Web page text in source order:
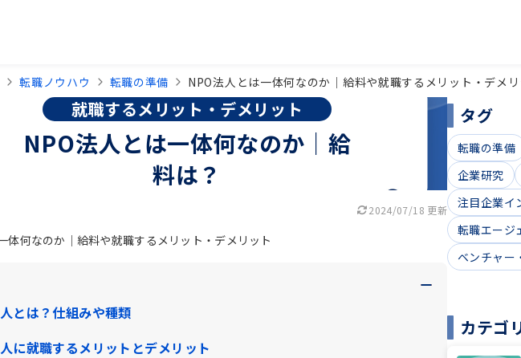
転職ノウハウ 転職の準備 NPO法人とは一体何なのか｜給料や就職するメリット・デメリ
就職するメリット・デメリット
NPO法人とは一体何なのか｜給
料は？
2024/07/18 更新
体何なのか｜給料や就職するメリット・デメリット
とは？仕組みや種類
に就職するメリットとデメリット
タグ
転職の準備
企業研究
注目企業イ
転職エージ
ベンチャー
カテゴ